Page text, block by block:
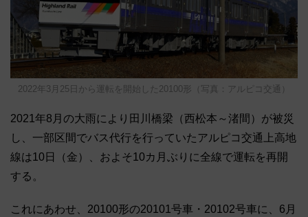
2022年3月25日から運転を開始した20100形（写真：アルピコ交通）
2021年8月の大雨により田川橋梁（西松本～渚間）が被災
し、一部区間でバス代行を行っていたアルピコ交通上高地
線は10日（金）、およそ10カ月ぶりに全線で運転を再開
する。
これにあわせ、20100形の20101号車・20102号車に、6月